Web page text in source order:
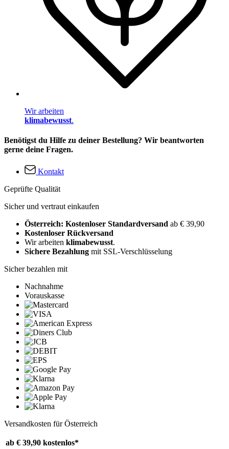
Wir arbeiten
klimabewusst.
Benötigst du Hilfe zu deiner Bestellung? Wir beantworten
gerne deine Fragen.
Kontakt
Geprüfte Qualität
Sicher und vertraut einkaufen
Österreich: Kostenloser Standardversand ab € 39,90
Kostenloser Rückversand
Wir arbeiten klimabewusst.
Sichere Bezahlung mit SSL-Verschlüsselung
Sicher bezahlen mit
Nachnahme
Vorauskasse
Versandkosten für Österreich
ab € 39,90 kostenlos*